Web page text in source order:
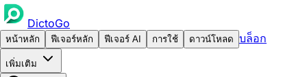
DictoGo
หน้าหลัก ฟีเจอร์หลัก ฟีเจอร์ AI การใช้ ดาวน์โหลด บล็อก
เพิ่มเติม